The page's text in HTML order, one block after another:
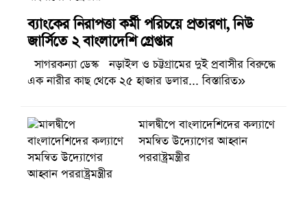
ব্যাংকের নিরাপত্তা কর্মী পরিচয়ে প্রতারণা, নিউ
জার্সিতে ২ বাংলাদেশি গ্রেপ্তার
সাগরকন্যা ডেস্ক নড়াইল ও চট্টগ্রামের দুই প্রবাসীর বিরুদ্ধে
এক নারীর কাছ থেকে ২৫ হাজার ডলার... বিস্তারিত»
মালদ্বীপে বাংলাদেশিদের কল্যাণে
সমন্বিত উদ্যোগের আহ্বান
পররাষ্ট্রমন্ত্রীর